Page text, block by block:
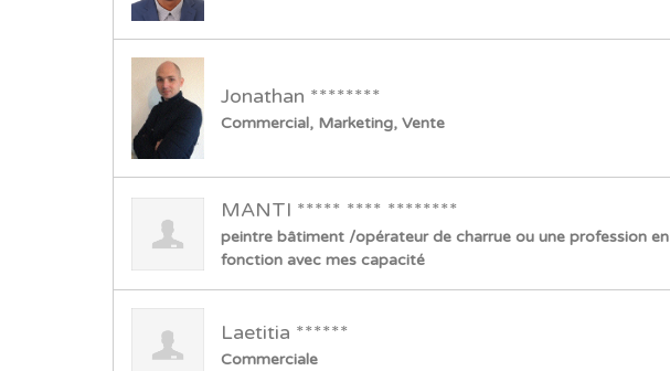
Jonathan ********
Commercial, Marketing, Vente
MANTI ***** **** ********
peintre bâtiment /opérateur de charrue ou une profession en
fonction avec mes capacité
Laetitia ******
Commerciale